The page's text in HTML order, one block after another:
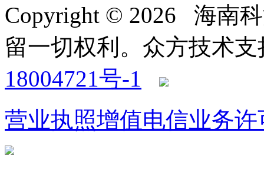
Copyright © 2026 海南
留一切权利。 众方技术支
18004721号-1
营业执照增值电信业务许